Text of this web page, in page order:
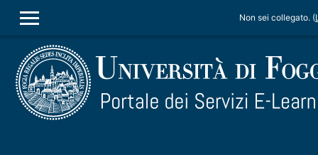
PANNELLO LATERALE
Non sei collegato. (